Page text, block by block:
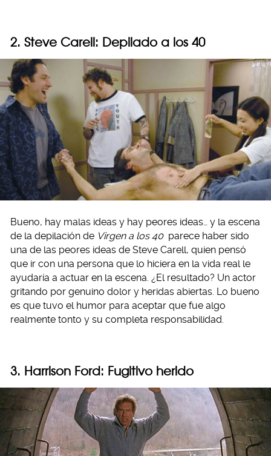
2. Steve Carell: Depilado a los 40
Bueno, hay malas ideas y hay peores ideas… y la escena
de la depilación de Virgen a los 40 parece haber sido
una de las peores ideas de Steve Carell, quien pensó
que ir con una persona que lo hiciera en la vida real le
ayudaría a actuar en la escena. ¿El resultado? Un actor
gritando por genuino dolor y heridas abiertas. Lo bueno
es que tuvo el humor para aceptar que fue algo
realmente tonto y su completa responsabilidad.
3. Harrison Ford: Fugitivo herido